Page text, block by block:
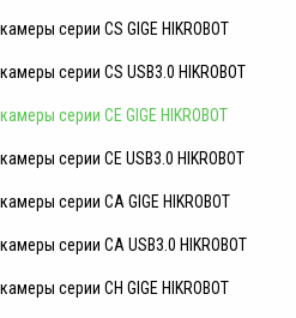
серии CS GIGE HIKROBOT
серии CS USB3.0 HIKROBOT
серии CE GIGE HIKROBOT
серии CE USB3.0 HIKROBOT
серии CA GIGE HIKROBOT
серии CA USB3.0 HIKROBOT
серии CH GIGE HIKROBOT